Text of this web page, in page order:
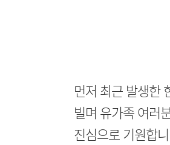
먼저 최근 발생한
빌며 유가족 여러
진심으로 기원합